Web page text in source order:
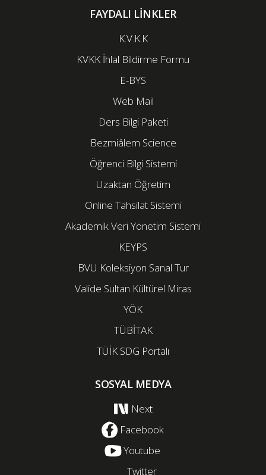
FAYDALI LİNKLER
K.V.K.K
KVKK İhlal Bildirme Formu
E-BYS
Web Mail
Ders Bilgi Paketi
Bezmiâlem Science
Öğrenci Bilgi Sistemi
Uzaktan Öğretim
Online Tahsilat Sistemi
Akademik Veri Yönetim Sistemi
KEYPS
BVU Koleksiyon Sanal Tur
Valide Sultan Kültürel Miras
YÖK
TÜBİTAK
TÜİK SDG Portalı
SOSYAL MEDYA
Next
Facebook
Youtube
Twitter